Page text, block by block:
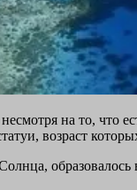
на то,
возраст